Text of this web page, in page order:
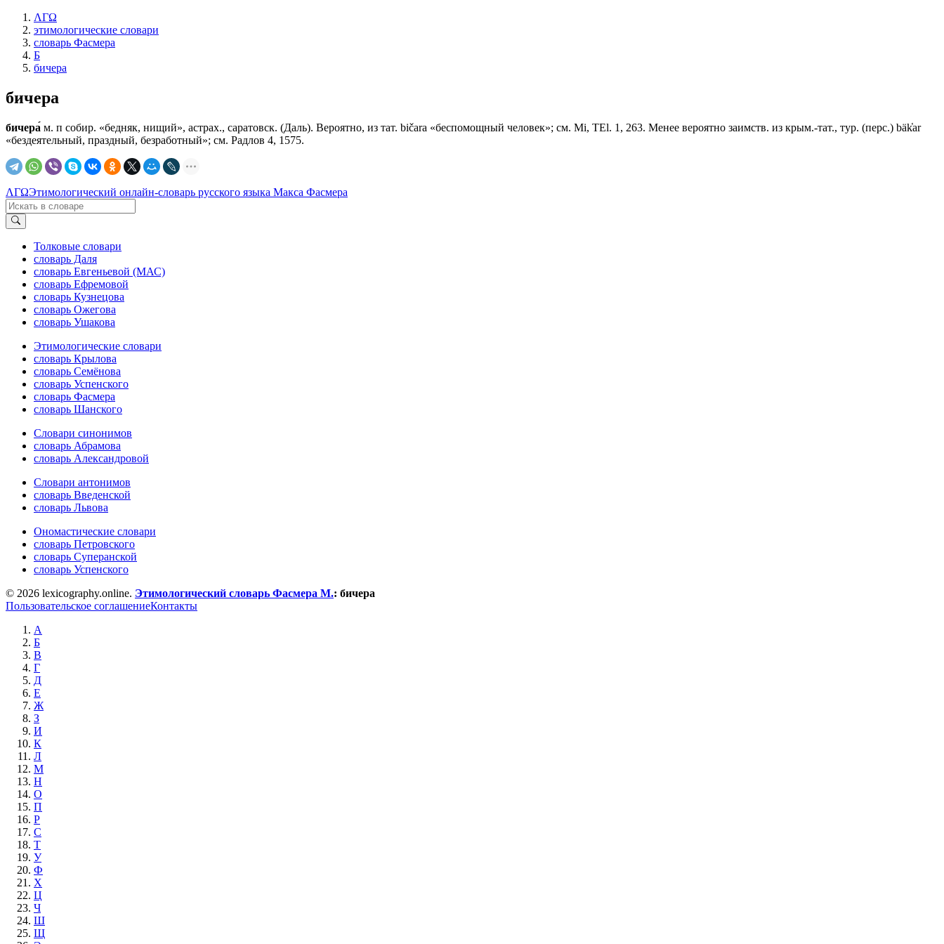
ΛΓΩ
этимологические словари
словарь Фасмера
Б
бичера
бичера
бичера́ м. п собир. «бедняк, нищий», астрах., саратовск. (Даль). Вероятно, из тат. bičara «беспомощный человек»; см. Mi, TEl. 1, 263. Менее вероятно заимств. из крым.-тат., тур. (перс.) bäk̔ar
«бездеятельный, праздный, безработный»; см. Радлов 4, 1575.
ΛΓΩЭтимологический онлайн-словарь русского языка Макса Фасмера
Толковые словари
словарь Даля
словарь Евгеньевой (МАС)
словарь Ефремовой
словарь Кузнецова
словарь Ожегова
словарь Ушакова
Этимологические словари
словарь Крылова
словарь Семёнова
словарь Успенского
словарь Фасмера
словарь Шанского
Словари синонимов
словарь Абрамова
словарь Александровой
Словари антонимов
словарь Введенской
словарь Львова
Ономастические словари
словарь Петровского
словарь Суперанской
словарь Успенского
© 2026 lexicography.online. Этимологический словарь Фасмера М.: бичера
Пользовательское соглашениеКонтакты
А
Б
В
Г
Д
Е
Ж
З
И
К
Л
М
Н
О
П
Р
С
Т
У
Ф
Х
Ц
Ч
Ш
Щ